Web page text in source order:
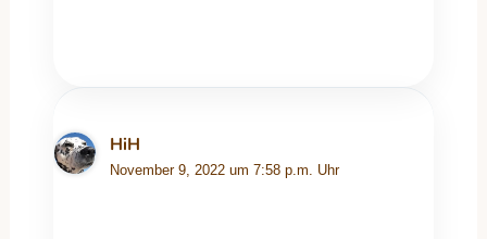
HiH
November 9, 2022 um 7:58 p.m. Uhr